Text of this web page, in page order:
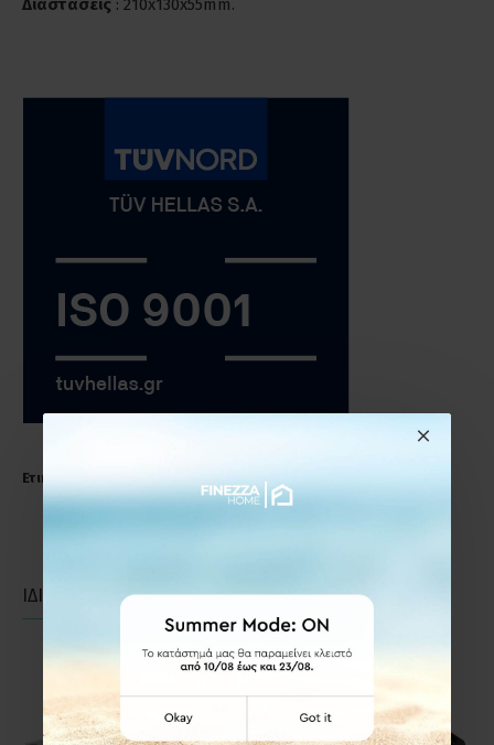
Διαστάσεις : 210x130x55mm.
Ετικέτες:
ΙΔΙΑΣ ΚΑΤΗΓΟΡΙΑΣ ΙΔΙΑΣ ΕΤΑΙΡΕΙΑΣ